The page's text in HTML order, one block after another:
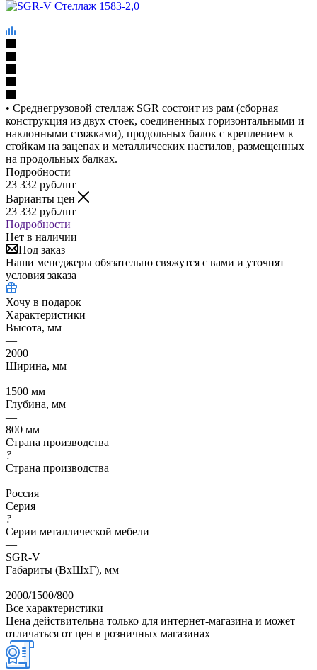
• Среднегрузовой стеллаж SGR состоит из рам (сборная
конструкция из двух стоек, соединенных горизонтальными и
наклонными стяжками), продольных балок с креплением к
стойкам на зацепах и металлических настилов, размещенных
на продольных балках.
Подробности
23 332 руб./шт
Варианты цен
23 332 руб./шт
Подробности
Нет в наличии
Под заказ
Наши менеджеры обязательно свяжутся с вами и уточнят
условия заказа
Хочу в подарок
Характеристики
Высота, мм
—
2000
Ширина, мм
—
1500 мм
Глубина, мм
—
800 мм
Страна производства
?
Страна производства
—
Россия
Серия
?
Серии металлической мебели
—
SGR-V
Габариты (ВхШхГ), мм
—
2000/1500/800
Все характеристики
Цена действительна только для интернет-магазина и может
отличаться от цен в розничных магазинах